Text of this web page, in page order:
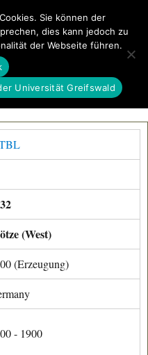
MENÜ
(West)
(Erzeugung)
- 1900
Sie können der
dies kann jedoch zu
der Webseite führen.
Universität Greifswald